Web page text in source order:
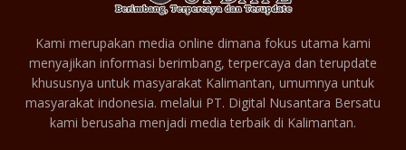
Kami merupakan media online dimana fokus utama kami
menyajikan informasi berimbang, terpercaya dan terupdate
khususnya untuk masyarakat Kalimantan, umumnya untuk
masyarakat indonesia. melalui PT. Digital Nusantara Bersatu
kami berusaha menjadi media terbaik di Kalimantan.